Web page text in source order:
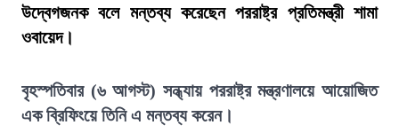
উদ্বেগজনক বলে মন্তব্য করেছেন পররাষ্ট্র প্রতিমন্ত্রী শামা
ওবায়েদ।
বৃহস্পতিবার (৬ আগস্ট) সন্ধ্যায় পররাষ্ট্র মন্ত্রণালয়ে আয়োজিত
এক ব্রিফিংয়ে তিনি এ মন্তব্য করেন।